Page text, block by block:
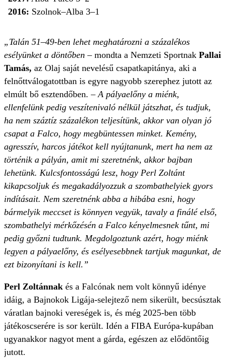
2016: Szolnok–Alba 3–1
„Talán 51–49-ben lehet meghatározni a százalékos
esélyünket a döntőben– mondta a Nemzeti Sportnak Pallai
Tamás, az Olaj saját nevelésű csapatkapitánya, aki a
felnőttválogatottban is egyre nagyobb szerephez jutott az
elmúlt bő esztendőben. –A pályaelőny a miénk,
ellenfelünk pedig veszítenivaló nélkül játszhat, és tudjuk,
ha nem száztíz százalékon teljesítünk, akkor van olyan jó
csapat a Falco, hogy megbüntessen minket. Kemény,
agresszív, harcos játékot kell nyújtanunk, mert ha nem az
történik a pályán, amit mi szeretnénk, akkor bajban
lehetünk. Kulcsfontosságú lesz, hogy Perl Zoltánt
kikapcsoljuk és megakadályozzuk a szombathelyiek gyors
indításait. Nem szeretnénk abba a hibába esni, hogy
bármelyik meccset is könnyen vegyük, tavaly a finálé első,
szombathelyi mérkőzésén a Falco kényelmesnek tűnt, mi
pedig győzni tudtunk. Megdolgoztunk azért, hogy miénk
legyen a pályaelőny, és esélyesebbnek tartjuk magunkat, de
ezt bizonyítani is kell.”
Perl Zoltánnak és a Falcónak nem volt könnyű idénye
idáig, a Bajnokok Ligája-selejtező nem sikerült, becsúsztak
váratlan bajnoki vereségek is, és még 2025-ben több
játékoscserére is sor került. Idén a FIBA Európa-kupában
ugyanakkor nagyot ment a gárda, egészen az elődöntőig
jutott.